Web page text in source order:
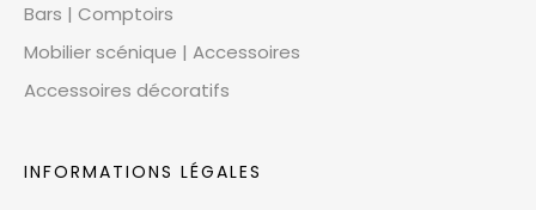
Bars | Comptoirs
Mobilier scénique | Accessoires
Accessoires décoratifs
INFORMATIONS LÉGALES